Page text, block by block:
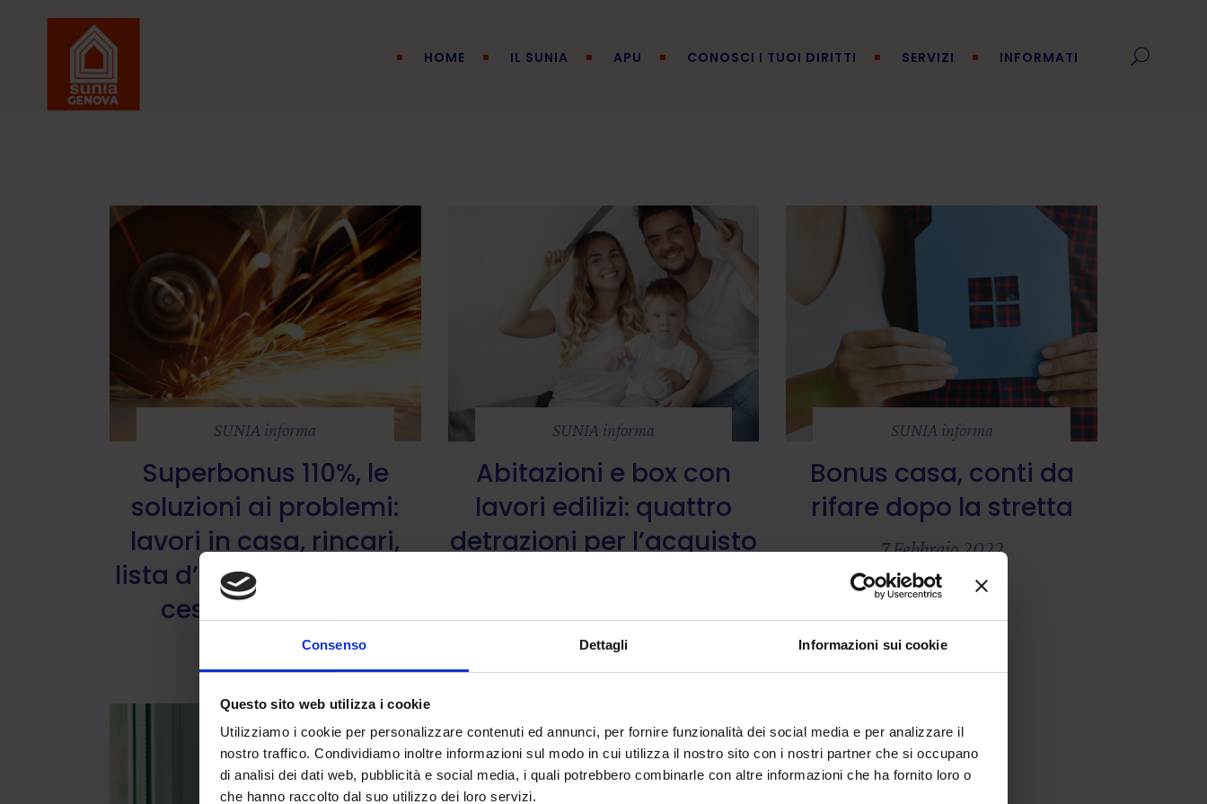
Consenso Dettagli Informazioni sui cookie
Questo sito web utilizza i cookie
Utilizziamo i cookie per personalizzare contenuti ed annunci, per fornire funzionalità dei social media e per analizzare il
nostro traffico. Condividiamo inoltre informazioni sul modo in cui utilizza il nostro sito con i nostri partner che si occupano
di analisi dei dati web, pubblicità e social media, i quali potrebbero combinarle con altre informazioni che ha fornito loro o
che hanno raccolto dal suo utilizzo dei loro servizi.
HOME IL SUNIA APU CONOSCI I TUOI DIRITTI SERVIZI INFORMATI
SUNIA informa
Superbonus 110%, le
soluzioni ai problemi:
lavori in casa, rincari,
lista d’attesa, permessi,
cessione credito
29 Marzo 2022
SUNIA informa
Abitazioni e box con
lavori edilizi: quattro
detrazioni per l’acquisto
SUNIA informa
Bonus casa, conti da
rifare dopo la stretta
7 Febbraio 2022